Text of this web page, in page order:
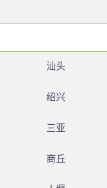
汕头
绍兴
三亚
商丘